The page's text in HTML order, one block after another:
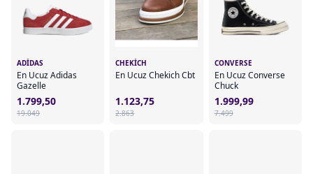
ADIDAS
En Ucuz Adidas
Gazelle
1.799,50
19.049
CHEKICH
En Ucuz Chekich Cbt
1.123,75
2.863
CONVERSE
En Ucuz Converse
Chuck
1.999,99
7.499